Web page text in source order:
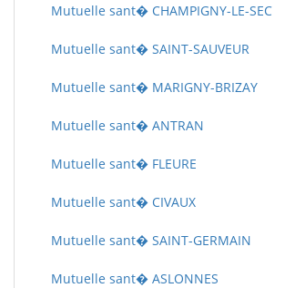
Mutuelle sant� CHAMPIGNY-LE-SEC
Mutuelle sant� SAINT-SAUVEUR
Mutuelle sant� MARIGNY-BRIZAY
Mutuelle sant� ANTRAN
Mutuelle sant� FLEURE
Mutuelle sant� CIVAUX
Mutuelle sant� SAINT-GERMAIN
Mutuelle sant� ASLONNES